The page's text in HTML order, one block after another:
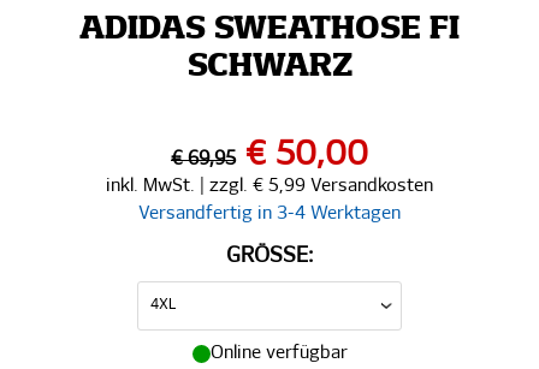
ADIDAS SWEATHOSE FI
SCHWARZ
€ 69,95 € 50,00
inkl. MwSt. | zzgl. € 5,99 Versandkosten
Versandfertig in 3-4 Werktagen
GRÖSSE:
Online verfügbar